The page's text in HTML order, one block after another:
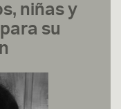
niñas y
su